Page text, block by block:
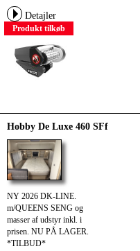
Detajler
Produkt tilkøb
Hobby De Luxe 460 SFf
NY 2026 DK-LINE.
m/QUEENS SENG og
masser af udstyr inkl. i
prisen. NU PÅ LAGER.
*TILBUD*